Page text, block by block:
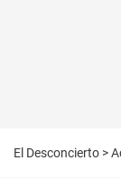
El Desconcierto >